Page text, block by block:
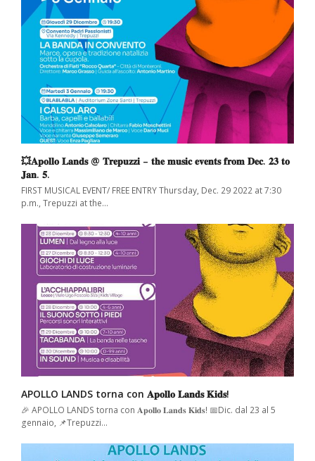
💥𝐀𝐩𝐨𝐥𝐥𝐨 𝐋𝐚𝐧𝐝𝐬 @ 𝐓𝐫𝐞𝐩𝐮𝐳𝐳𝐢 – 𝐭𝐡𝐞 𝐦𝐮𝐬𝐢𝐜 𝐞𝐯𝐞𝐧𝐭𝐬 𝐟𝐫𝐨𝐦 𝐃𝐞𝐜. 𝟐𝟑 𝐭𝐨
𝐉𝐚𝐧. 𝟓.
FIRST MUSICAL EVENT/ FREE ENTRY Thursday, Dec. 29 2022 at 7:30
p.m., Trepuzzi at the…
APOLLO LANDS torna con 𝐀𝐩𝐨𝐥𝐥𝐨 𝐋𝐚𝐧𝐝𝐬 𝐊𝐢𝐝𝐬!
🎉 APOLLO LANDS torna con 𝐀𝐩𝐨𝐥𝐥𝐨 𝐋𝐚𝐧𝐝𝐬 𝐊𝐢𝐝𝐬! 📅Dic. dal 23 al 5
gennaio, 📌Trepuzzi…